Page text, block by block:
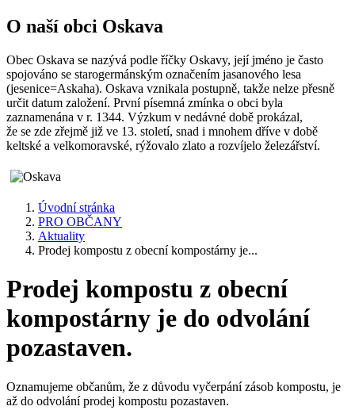
O naší obci Oskava
Obec Oskava se nazývá podle říčky Oskavy, její jméno je často
spojováno se starogermánským označením jasanového lesa
(jesenice=Askaha). Oskava vznikala postupně, takže nelze přesně
určit datum založení. První písemná zmínka o obci byla
zaznamenána v r. 1344. Výzkum v nedávné době prokázal,
že se zde zřejmě již ve 13. století, snad i mnohem dříve v době
keltské a velkomoravské, rýžovalo zlato a rozvíjelo železářství.
Úvodní stránka
PRO OBČANY
Aktuality
Prodej kompostu z obecní kompostárny je...
Prodej kompostu z obecní
kompostárny je do odvolání
pozastaven.
Oznamujeme občanům, že z důvodu vyčerpání zásob kompostu, je
až do odvolání prodej kompostu pozastaven.